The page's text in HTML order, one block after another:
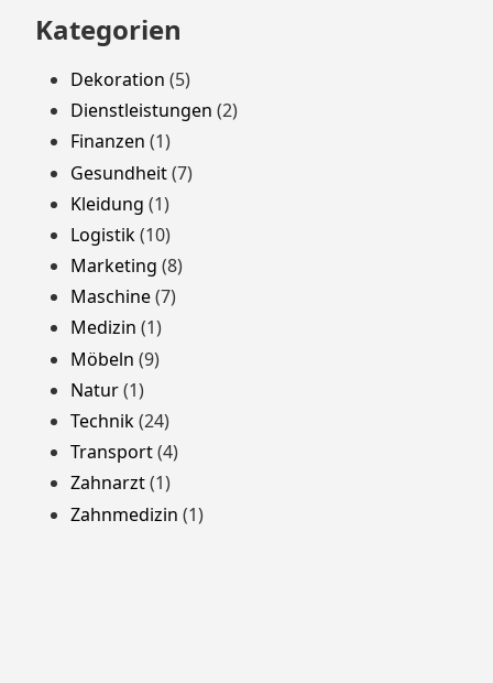
Kategorien
Dekoration (5)
Dienstleistungen (2)
Finanzen (1)
Gesundheit(7)
Kleidung (1)
Logistik(10)
Marketing (8)
Maschine(7)
Medizin (1)
Möbeln (9)
Natur(1)
Technik(24)
Transport(4)
Zahnarzt(1)
Zahnmedizin (1)